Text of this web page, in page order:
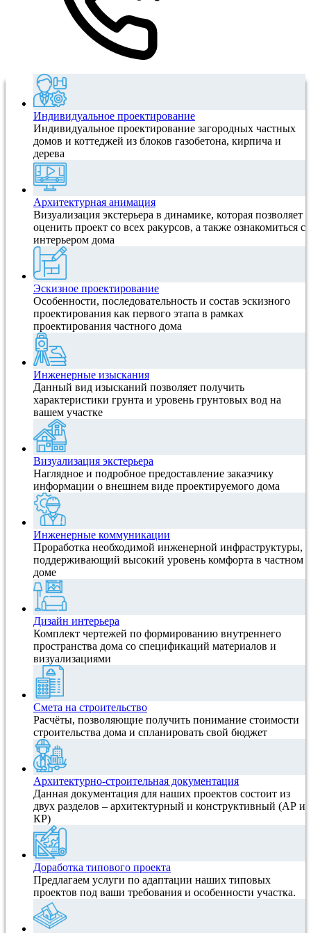
Индивидуальное проектирование
Индивидуальное проектирование загородных частных
домов и коттеджей из блоков газобетона, кирпича и
дерева
Архитектурная анимация
Визуализация экстерьера в динамике, которая позволяет
оценить проект со всех ракурсов, а также ознакомиться с
интерьером дома
Эскизное проектирование
Особенности, последовательность и состав эскизного
проектирования как первого этапа в рамках
проектирования частного дома
Инженерные изыскания
Данный вид изысканий позволяет получить
характеристики грунта и уровень грунтовых вод на
вашем участке
Визуализация экстерьера
Наглядное и подробное предоставление заказчику
информации о внешнем виде проектируемого дома
Инженерные коммуникации
Проработка необходимой инженерной инфраструктуры,
поддерживающий высокий уровень комфорта в частном
доме
Дизайн интерьера
Комплект чертежей по формированию внутреннего
пространства дома со спецификаций материалов и
визуализациями
Смета на строительство
Расчёты, позволяющие получить понимание стоимости
строительства дома и спланировать свой бюджет
Архитектурно-строительная документация
Данная документация для наших проектов состоит из
двух разделов – архитектурный и конструктивный (АР и
КР)
Доработка типового проекта
Предлагаем услуги по адаптации наших типовых
проектов под ваши требования и особенности участка.